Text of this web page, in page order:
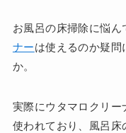
お風呂の床掃除に悩ん
ナーは使えるのか疑問
か。
実際にウタマロクリ
使われており、風呂床